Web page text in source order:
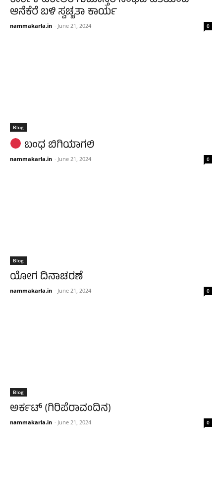
ಆನೆಕೆರೆ ಬಳಿ ಸ್ವಚ್ಚತಾ ಕಾರ್ಯ
nammakarla.in - June 21, 2024 0
Blog
ಬಂಧ ಬಿಗಿಯಾಗಲಿ
nammakarla.in - June 21, 2024 0
Blog
ಯೋಗ ದಿನಾಚರಣೆ
nammakarla.in - June 21, 2024 0
Blog
ಅರ್ಕಟ್ (ಗಿರಿಪೆರಾವಂದಿನ)
nammakarla.in - June 21, 2024 0